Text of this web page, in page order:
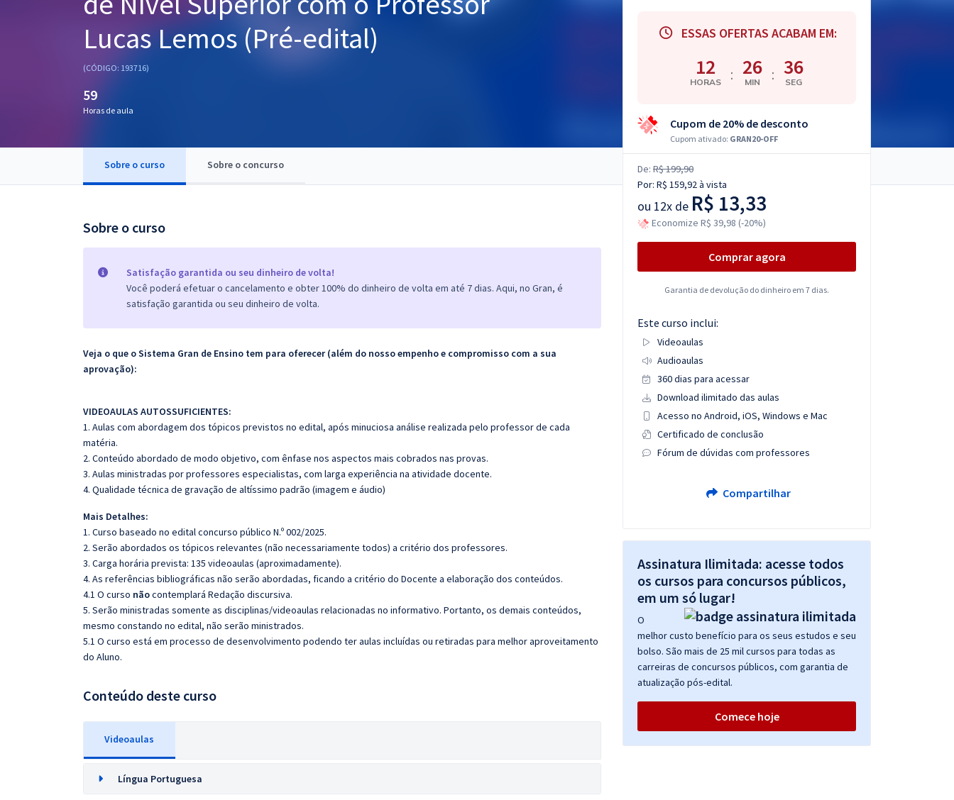
Questões grátis
Lucas Lemos (Pré-edital)
(CÓDIGO: 193716)
59
Horas de aula
Sobre o curso Sobre o concurso
Sobre o curso
Satisfação garantida ou seu dinheiro de volta!
Você poderá efetuar o cancelamento e obter 100% do dinheiro de volta em até 7 dias. Aqui, no Gran, é
satisfação garantida ou seu dinheiro de volta.
Veja o que o Sistema Gran de Ensino tem para oferecer (além do nosso empenho e compromisso com a sua
aprovação):
VIDEOAULAS AUTOSSUFICIENTES:
1. Aulas com abordagem dos tópicos previstos no edital, após minuciosa análise realizada pelo professor de cada
matéria.
2. Conteúdo abordado de modo objetivo, com ênfase nos aspectos mais cobrados nas provas.
3. Aulas ministradas por professores especialistas, com larga experiência na atividade docente.
4. Qualidade técnica de gravação de altíssimo padrão (imagem e áudio)
Mais Detalhes:
1. Curso baseado no edital concurso público N.º 002/2025.
2. Serão abordados os tópicos relevantes (não necessariamente todos) a critério dos professores.
3. Carga horária prevista: 135 videoaulas (aproximadamente).
4. As referências bibliográficas não serão abordadas, ficando a critério do Docente a elaboração dos conteúdos.
4.1 O curso nãocontemplará Redação discursiva.
5. Serão ministradas somente as disciplinas/videoaulas relacionadas no informativo. Portanto, os demais conteúdos,
mesmo constando no edital, não serão ministrados.
5.1 O curso está em processo de desenvolvimento podendo ter aulas incluídas ou retiradas para melhor aproveitamento
do Aluno.
Conteúdo deste curso
Videoaulas
Língua Portuguesa
ESSAS OFERTAS ACABAM EM:
12
HORAS : 26
MIN : 35
SEG
Cupom de 20% de desconto
Cupom ativado: GRAN20-OFF
De: R$ 199,90
Por: R$ 159,92à vista
ou 12x de R$ 13,33
Economize R$ 39,98 (-20%)
Comprar agora
Garantia de devolução do dinheiro em 7 dias.
Este curso inclui:
Videoaulas
Audioaulas
360 dias para acessar
Download ilimitado das aulas
Acesso no Android, iOS, Windows e Mac
Certificado de conclusão
Fórum de dúvidas com professores
Compartilhar
Assinatura Ilimitada: acesse todos
os cursos para concursos públicos,
em um só lugar!
O
melhor custo benefício para os seus estudos e seu
bolso. São mais de 25 mil cursos para todas as
carreiras de concursos públicos, com garantia de
atualização pós-edital.
Comece hoje